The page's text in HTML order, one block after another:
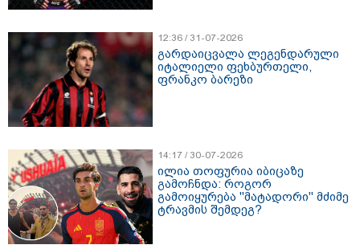
12:36 / 31-07-2026
გარდაიცვალა ლეგენდარული
იტალიელი ფეხბურთელი,
ფრანკო ბარეზი
14:17 / 30-07-2026
ილია თოფურია იბიცაზე
გამოჩნდა: როგორ
გამოიყურება "მატადორი" მძიმე
ტრავმის შემდეგ?